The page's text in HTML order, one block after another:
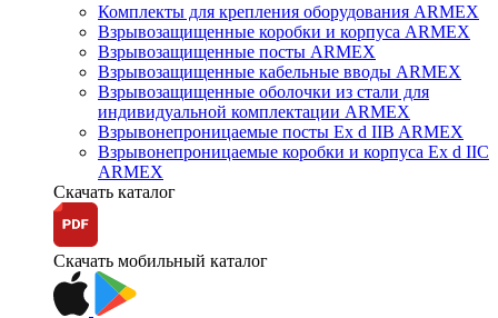
Комплекты для крепления оборудования ARMEX
Взрывозащищенные коробки и корпуса ARMEX
Взрывозащищенные посты ARMEX
Взрывозащищенные кабельные вводы ARMEX
Взрывозащищенные оболочки из стали для
индивидуальной комплектации ARMEX
Взрывонепроницаемые посты Ex d IIB ARMEX
Взрывонепроницаемые коробки и корпуса Ex d IIС
ARMEX
Скачать каталог
Скачать мобильный каталог